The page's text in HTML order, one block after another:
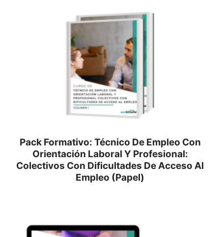
Pack Formativo: Técnico De Empleo Con
Orientación Laboral Y Profesional:
Colectivos Con Dificultades De Acceso Al
Empleo (Papel)